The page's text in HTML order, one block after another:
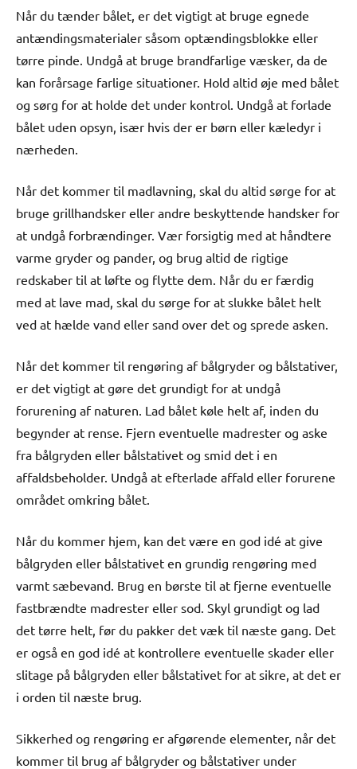
Når du tænder bålet, er det vigtigt at bruge egnede
antændingsmaterialer såsom optændingsblokke eller
tørre pinde. Undgå at bruge brandfarlige væsker, da de
kan forårsage farlige situationer. Hold altid øje med bålet
og sørg for at holde det under kontrol. Undgå at forlade
bålet uden opsyn, især hvis der er børn eller kæledyr i
nærheden.
Når det kommer til madlavning, skal du altid sørge for at
bruge grillhandsker eller andre beskyttende handsker for
at undgå forbrændinger. Vær forsigtig med at håndtere
varme gryder og pander, og brug altid de rigtige
redskaber til at løfte og flytte dem. Når du er færdig
med at lave mad, skal du sørge for at slukke bålet helt
ved at hælde vand eller sand over det og sprede asken.
Når det kommer til rengøring af bålgryder og bålstativer,
er det vigtigt at gøre det grundigt for at undgå
forurening af naturen. Lad bålet køle helt af, inden du
begynder at rense. Fjern eventuelle madrester og aske
fra bålgryden eller bålstativet og smid det i en
affaldsbeholder. Undgå at efterlade affald eller forurene
området omkring bålet.
Når du kommer hjem, kan det være en god idé at give
bålgryden eller bålstativet en grundig rengøring med
varmt sæbevand. Brug en børste til at fjerne eventuelle
fastbrændte madrester eller sod. Skyl grundigt og lad
det tørre helt, før du pakker det væk til næste gang. Det
er også en god idé at kontrollere eventuelle skader eller
slitage på bålgryden eller bålstativet for at sikre, at det er
i orden til næste brug.
Sikkerhed og rengøring er afgørende elementer, når det
kommer til brug af bålgryder og bålstativer under